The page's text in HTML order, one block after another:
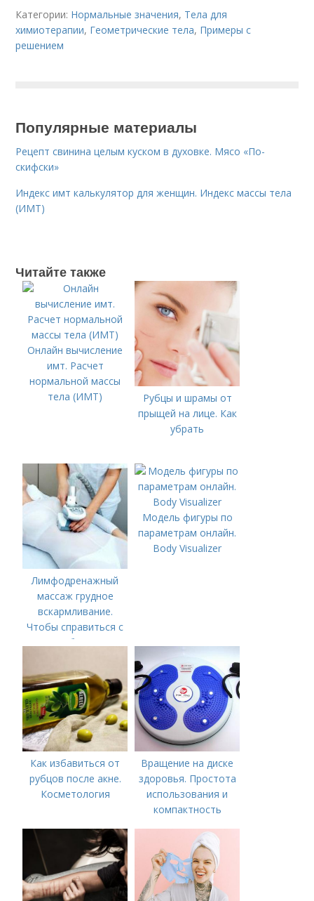
Категории: Нормальные значения, Тела для
химиотерапии, Геометрические тела, Примеры с
решением
Популярные материалы
Рецепт свинина целым куском в духовке. Мясо «По-
скифски»
Индекс имт калькулятор для женщин. Индекс массы тела
(ИМТ)
Читайте также
Онлайн вычисление
имт. Расчет
нормальной массы
тела (ИМТ)
Рубцы и шрамы от
прыщей на лице. Как
убрать
Лимфодренажный
массаж грудное
вскармливание.
Чтобы справиться с
нагрубанием,
предпринять
следующие действия:
Модель фигуры по
параметрам онлайн.
Body Visualizer
Как избавиться от
рубцов после акне.
Косметология
Вращение на диске
здоровья. Простота
использования и
компактность